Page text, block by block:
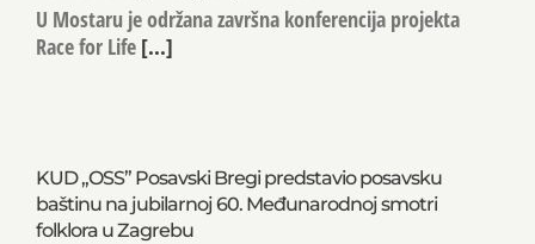
U Mostaru je održana završna konferencija projekta
Race for Life [...]
KUD „OSS” Posavski Bregi predstavio posavsku
baštinu na jubilarnoj 60. Međunarodnoj smotri
folklora u Zagrebu